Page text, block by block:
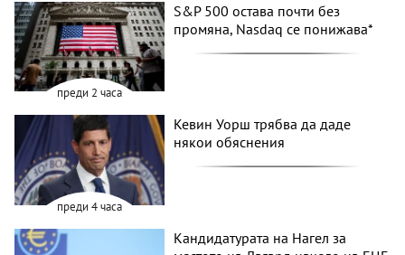
преди 2 часа
S&P 500 остава почти без
промяна, Nasdaq се понижава*
преди 4 часа
Кевин Уорш трябва да даде
някои обяснения
Кандидатурата на Нагел за